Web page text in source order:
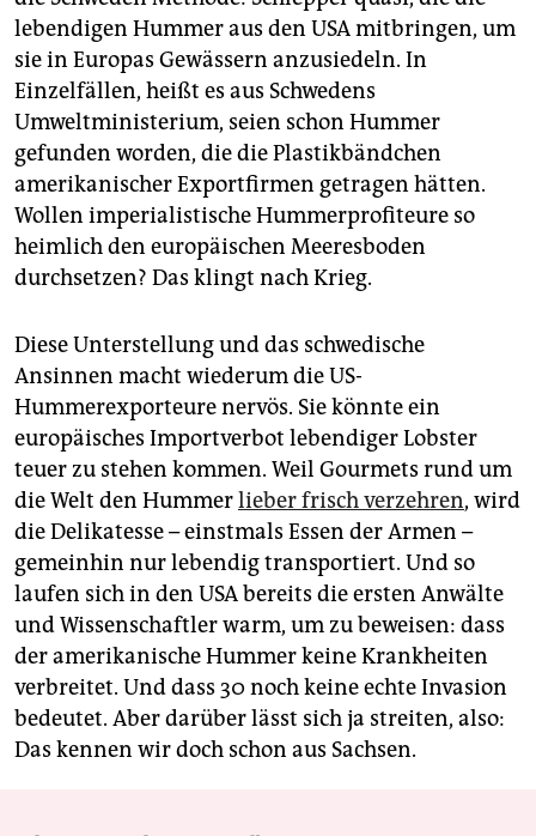
lebendigen Hummer aus den USA mitbringen, um
sie in Europas Gewässern anzusiedeln. In
Einzelfällen, heißt es aus Schwedens
Umweltministerium, seien schon Hummer
gefunden worden, die die Plastikbändchen
amerikanischer Exportfirmen getragen hätten.
Wollen imperialistische Hummerprofiteure so
heimlich den europäischen Meeresboden
durchsetzen? Das klingt nach Krieg.
Diese Unterstellung und das schwedische
Ansinnen macht wiederum die US-
Hummerexporteure nervös. Sie könnte ein
europäisches Importverbot lebendiger Lobster
teuer zu stehen kommen. Weil Gourmets rund um
die Welt den Hummerlieber frisch verzehren, wird
die Delikatesse – einstmals Essen der Armen –
gemeinhin nur lebendig transportiert. Und so
laufen sich in den USA bereits die ersten Anwälte
und Wissenschaftler warm, um zu beweisen: dass
der amerikanische Hummer keine Krankheiten
verbreitet. Und dass 30 noch keine echte Invasion
bedeutet. Aber darüber lässt sich ja streiten, also:
Das kennen wir doch schon aus Sachsen.